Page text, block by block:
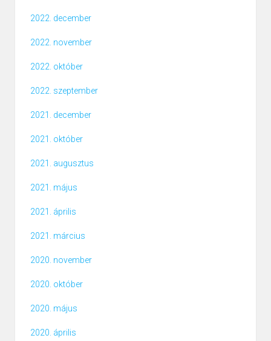
2022. december
2022. november
2022. október
2022. szeptember
2021. december
2021. október
2021. augusztus
2021. május
2021. április
2021. március
2020. november
2020. október
2020. május
2020. április